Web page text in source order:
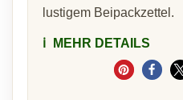
lustigem Beipackzettel.
ℹ️ MEHR DETAILS